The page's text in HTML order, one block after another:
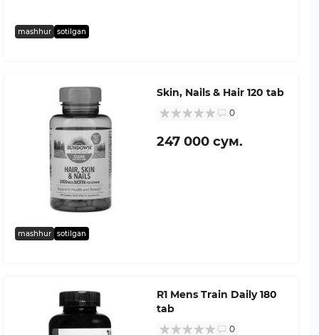
mashhur sotilgan
mashhur sotilgan
Skin, Nails & Hair 120 tab
0
247 000 сум.
R1 Mens Train Daily 180
tab
0